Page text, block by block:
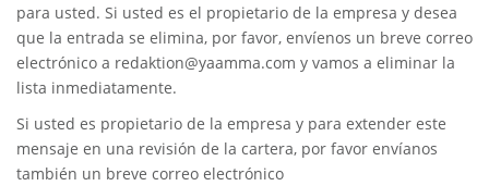
para usted. Si usted es el propietario de la empresa y desea
que la entrada se elimina, por favor, envíenos un breve correo
electrónico a redaktion@yaamma.com y vamos a eliminar la
lista inmediatamente.
Si usted es propietario de la empresa y para extender este
mensaje en una revisión de la cartera, por favor envíanos
también un breve correo electrónico